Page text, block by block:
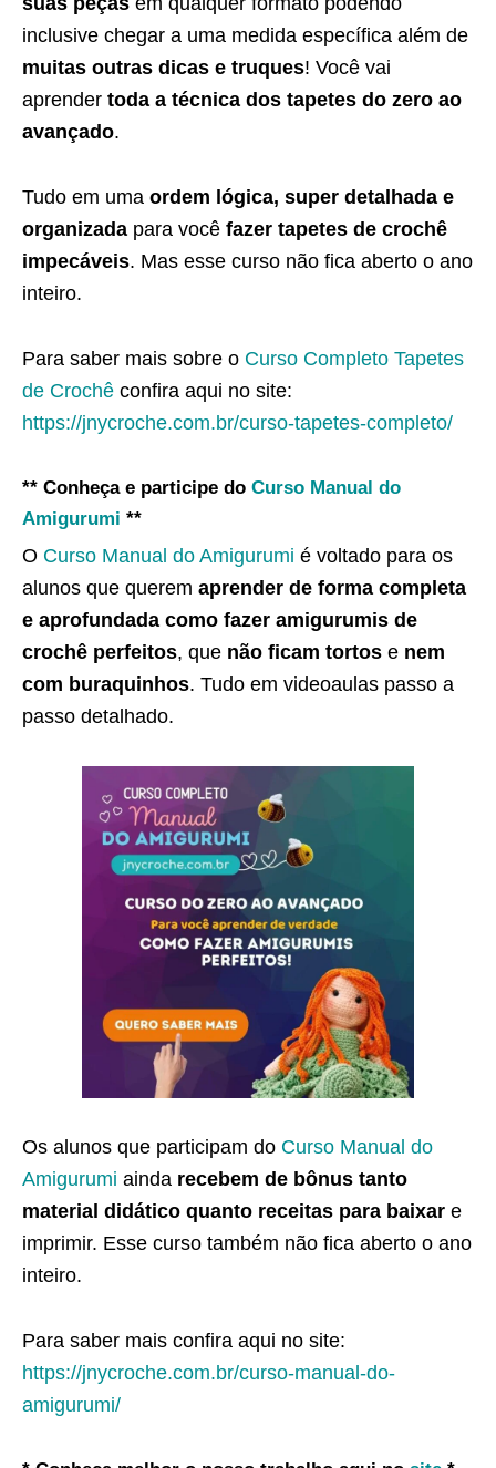
inclusive chegar a uma medida específica além de
muitas outras dicas e truques! Você vai
aprender toda a técnica dos tapetes do zero ao
avançado.
Tudo em uma ordem lógica, super detalhada e
organizada para você fazer tapetes de crochê
impecáveis. Mas esse curso não fica aberto o ano
inteiro.
Para saber mais sobre o Curso Completo Tapetes
de Crochê confira aqui no site:
https://jnycroche.com.br/curso-tapetes-completo/
** Conheça e participe do Curso Manual do
Amigurumi **
O Curso Manual do Amigurumi é voltado para os
alunos que querem aprender de forma completa
e aprofundada como fazer amigurumis de
crochê perfeitos, que não ficam tortos e nem
com buraquinhos. Tudo em videoaulas passo a
passo detalhado.
Os alunos que participam do Curso Manual do
Amigurumi ainda recebem de bônus tanto
material didático quanto receitas para baixar e
imprimir. Esse curso também não fica aberto o ano
inteiro.
Para saber mais confira aqui no site:
https://jnycroche.com.br/curso-manual-do-
amigurumi/